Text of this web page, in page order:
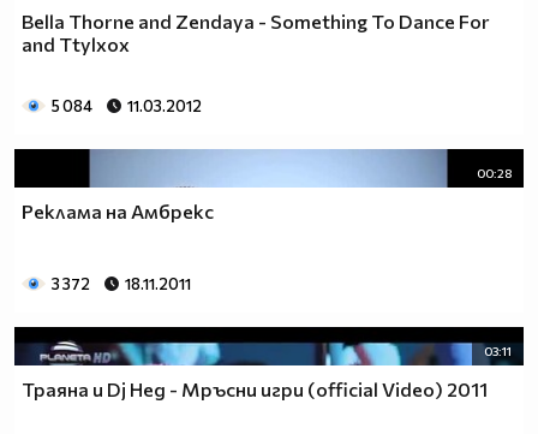
Bella Thorne and Zendaya - Something To Dance For
and Ttylxox
5 084 11.03.2012
00:28
Реклама на Амбрекс
3 372 18.11.2011
03:11
Траяна и Dj Нед - Мръсни игри (official Video) 2011